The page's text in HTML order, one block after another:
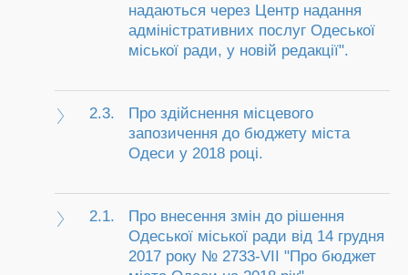
надаються через Центр надання
адміністративних послуг Одеської
міської ради, у новій редакції".
2.3.
Про здійснення місцевого
запозичення до бюджету міста
Одеси у 2018 році.
2.1.
Про внесення змін до рішення
Одеської міської ради від 14 грудня
2017 року № 2733-VII "Про бюджет